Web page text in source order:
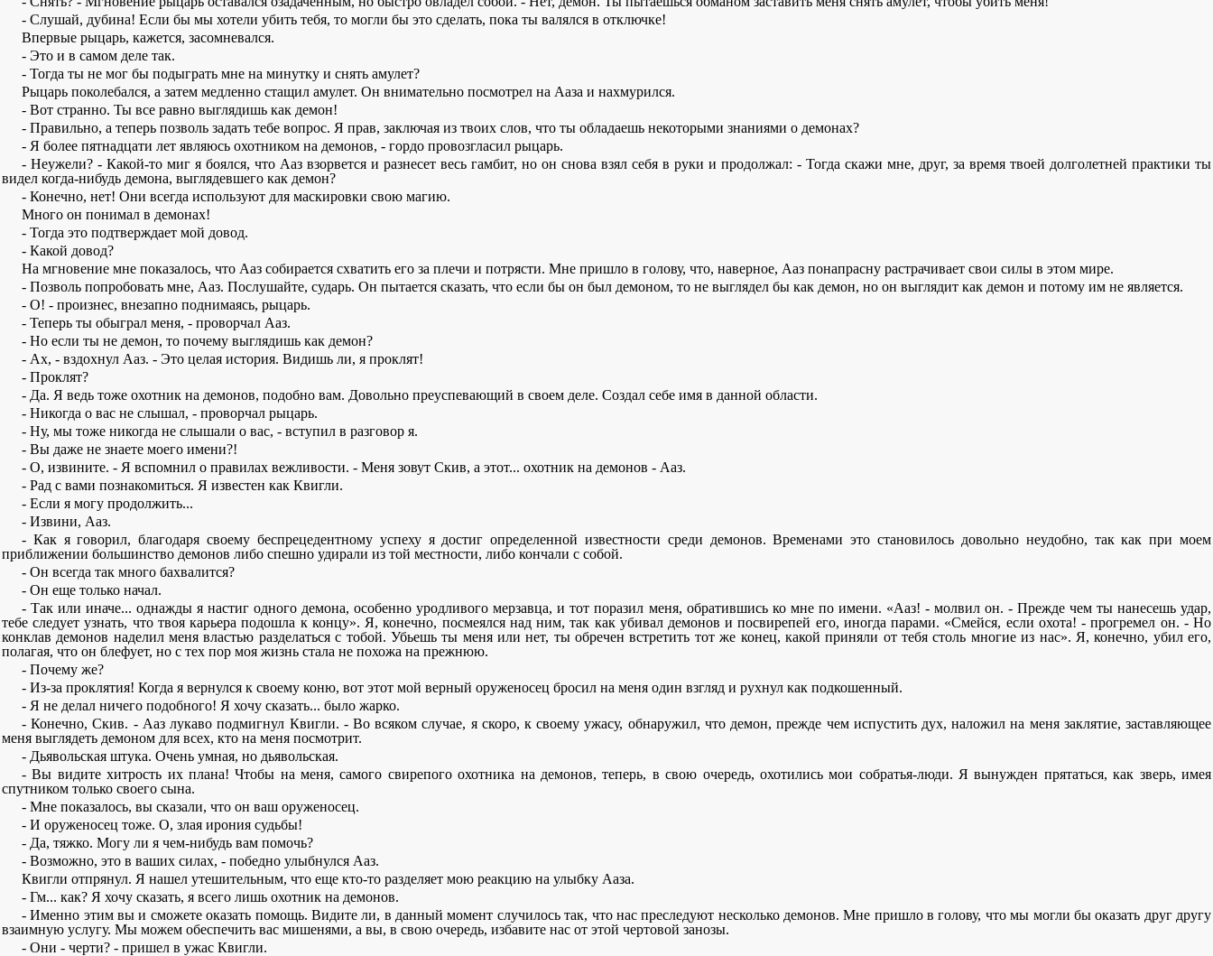
- Слушай, дубина! Если бы мы хотели убить тебя, то могли бы это сделать, пока ты валялся в отключке!
Впервые рыцарь, кажется, засомневался.
- Это и в самом деле так.
- Тогда ты не мог бы подыграть мне на минутку и снять амулет?
Рыцарь поколебался, а затем медленно стащил амулет. Он внимательно посмотрел на Ааза и нахмурился.
- Вот странно. Ты все равно выглядишь как демон!
- Правильно, а теперь позволь задать тебе вопрос. Я прав, заключая из твоих слов, что ты обладаешь некоторыми знаниями о демонах?
- Я более пятнадцати лет являюсь охотником на демонов, - гордо провозгласил рыцарь.
- Неужели? - Какой-то миг я боялся, что Ааз взорвется и разнесет весь гамбит, но он снова взял себя в руки и продолжал: - Тогда скажи мне, друг, за время твоей долголетней практики ты
видел когда-нибудь демона, выглядевшего как демон?
- Конечно, нет! Они всегда используют для маскировки свою магию.
Много он понимал в демонах!
- Тогда это подтверждает мой довод.
- Какой довод?
На мгновение мне показалось, что Ааз собирается схватить его за плечи и потрясти. Мне пришло в голову, что, наверное, Ааз понапрасну растрачивает свои силы в этом мире.
- Позволь попробовать мне, Ааз. Послушайте, сударь. Он пытается сказать, что если бы он был демоном, то не выглядел бы как демон, но он выглядит как демон и потому им не является.
- О! - произнес, внезапно поднимаясь, рыцарь.
- Теперь ты обыграл меня, - проворчал Ааз.
- Но если ты не демон, то почему выглядишь как демон?
- Ах, - вздохнул Ааз. - Это целая история. Видишь ли, я проклят!
- Проклят?
- Да. Я ведь тоже охотник на демонов, подобно вам. Довольно преуспевающий в своем деле. Создал себе имя в данной области.
- Никогда о вас не слышал, - проворчал рыцарь.
- Ну, мы тоже никогда не слышали о вас, - вступил в разговор я.
- Вы даже не знаете моего имени?!
- О, извините. - Я вспомнил о правилах вежливости. - Меня зовут Скив, а этот... охотник на демонов - Ааз.
- Рад с вами познакомиться. Я известен как Квигли.
- Если я могу продолжить...
- Извини, Ааз.
- Как я говорил, благодаря своему беспрецедентному успеху я достиг определенной известности среди демонов. Временами это становилось довольно неудобно, так как при моем
приближении большинство демонов либо спешно удирали из той местности, либо кончали с собой.
- Он всегда так много бахвалится?
- Он еще только начал.
- Так или иначе... однажды я настиг одного демона, особенно уродливого мерзавца, и тот поразил меня, обратившись ко мне по имени. «Ааз! - молвил он. - Прежде чем ты нанесешь удар,
тебе следует узнать, что твоя карьера подошла к концу». Я, конечно, посмеялся над ним, так как убивал демонов и посвирепей его, иногда парами. «Смейся, если охота! - прогремел он. - Но
конклав демонов наделил меня властью разделаться с тобой. Убьешь ты меня или нет, ты обречен встретить тот же конец, какой приняли от тебя столь многие из нас». Я, конечно, убил его,
полагая, что он блефует, но с тех пор моя жизнь стала не похожа на прежнюю.
- Почему же?
- Из-за проклятия! Когда я вернулся к своему коню, вот этот мой верный оруженосец бросил на меня один взгляд и рухнул как подкошенный.
- Я не делал ничего подобного! Я хочу сказать... было жарко.
- Конечно, Скив. - Ааз лукаво подмигнул Квигли. - Во всяком случае, я скоро, к своему ужасу, обнаружил, что демон, прежде чем испустить дух, наложил на меня заклятие, заставляющее
меня выглядеть демоном для всех, кто на меня посмотрит.
- Дьявольская штука. Очень умная, но дьявольская.
- Вы видите хитрость их плана! Чтобы на меня, самого свирепого охотника на демонов, теперь, в свою очередь, охотились мои собратья-люди. Я вынужден прятаться, как зверь, имея
спутником только своего сына.
- Мне показалось, вы сказали, что он ваш оруженосец.
- И оруженосец тоже. О, злая ирония судьбы!
- Да, тяжко. Могу ли я чем-нибудь вам помочь?
- Возможно, это в ваших силах, - победно улыбнулся Ааз.
Квигли отпрянул. Я нашел утешительным, что еще кто-то разделяет мою реакцию на улыбку Ааза.
- Гм... как? Я хочу сказать, я всего лишь охотник на демонов.
- Именно этим вы и сможете оказать помощь. Видите ли, в данный момент случилось так, что нас преследуют несколько демонов. Мне пришло в голову, что мы могли бы оказать друг другу
взаимную услугу. Мы можем обеспечить вас мишенями, а вы, в свою очередь, избавите нас от этой чертовой занозы.
- Они - черти? - пришел в ужас Квигли.